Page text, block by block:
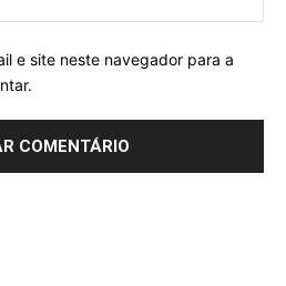
e site neste navegador para a